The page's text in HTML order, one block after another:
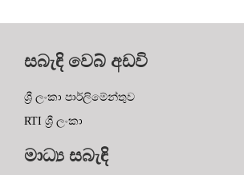
සබැඳි වෙබ් අඩවි
ශ්‍රී ලංකා පාර්ලිමේන්තුව
RTI ශ්‍රී ලංකා
මාධ්‍ය සබැඳි